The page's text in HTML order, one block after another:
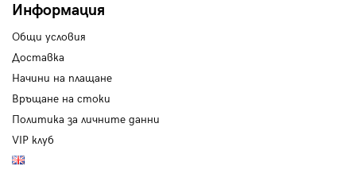
Информация
Общи условия
Доставка
Начини на плащане
Връщане на стоки
Политика за личните данни
VIP клуб